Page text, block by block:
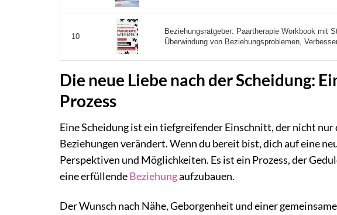
10
Beziehungsratgeber: Paartherapie Workbook mit
Überwindung von Beziehungsproblemen,
Die neue Liebe nach der Scheidung:
Prozess
Eine Scheidung ist ein tiefgreifender Einschnitt, der nicht nur
Beziehungen verändert. Wenn du bereit bist, dich auf eine
Perspektiven und Möglichkeiten. Es ist ein Prozess, der
eine erfüllendeBeziehungaufzubauen.
Der Wunsch nach Nähe, Geborgenheit und einer